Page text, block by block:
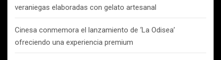
veraniegas elaboradas con gelato artesanal
Cinesa conmemora el lanzamiento de ‘La Odisea’
ofreciendo una experiencia premium